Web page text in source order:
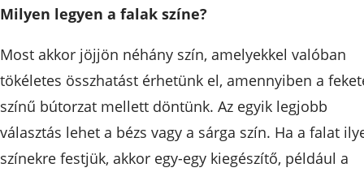
Milyen legyen a falak színe?
Most akkor jöjjön néhány szín, amelyekkel valóban
tökéletes összhatást érhetünk el, amennyiben a
színű bútorzat mellett döntünk. Az egyik legjobb
választás lehet a bézs vagy a sárga szín. Ha a falat
színekre festjük, akkor egy-egy kiegészítő, például a